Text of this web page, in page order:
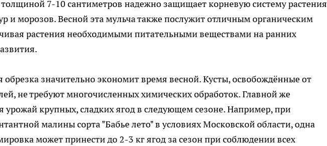
7-10 сантиметров надежно защищает корневую систему растения
и морозов. Весной эта мульча также послужит отличным органическим
растения необходимыми питательными веществами на ранних
обрезка значительно экономит время весной. Кусты, освобождённые от
не требуют многочисленных химических обработок. Главной же
урожай крупных, сладких ягод в следующем сезоне. Например, при
малины сорта "Бабье лето" в условиях Московской области, одна
может принести до 2-3 кг ягод за сезон при соблюдении всех